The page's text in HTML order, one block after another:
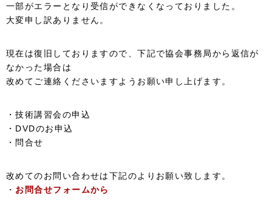
一部がエラーとなり受信ができなくなっておりました。
大変申し訳ありません。
現在は復旧しておりますので、下記で協会事務局から返信が
なかった場合は
改めてご連絡くださいますようお願い申し上げます。
・技術講習会の申込
・DVDのお申込
・問合せ
改めてのお問い合わせは下記のよりお願い致します。
・ お問合せフォームから